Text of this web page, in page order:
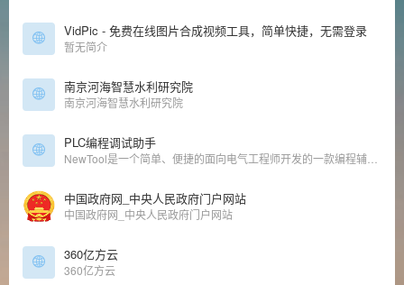
VidPic - 免费在线图片合成视频工具，简单快捷，无需登录
暂无简介
南京河海智慧水利研究院
南京河海智慧水利研究院
PLC编程调试助手
中国政府网_中央人民政府门户网站
中国政府网_中央人民政府门户网站
360亿方云
360亿方云